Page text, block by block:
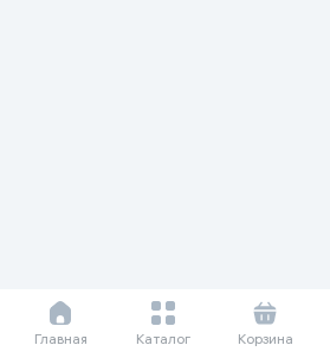
Главная Каталог Корзина